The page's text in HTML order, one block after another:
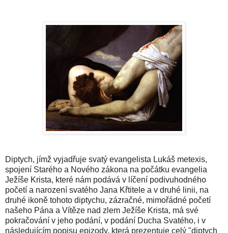
Diptych, jímž vyjadřuje svatý evangelista Lukáš metexis,
spojení Starého a Nového zákona na počátku evangelia
Ježíše Krista, které nám podává v líčení podivuhodného
početí a narození svatého Jana Křtitele a v druhé linii, na
druhé ikoně tohoto diptychu, zázračné, mimořádné početí
našeho Pána a Vítěze nad zlem Ježíše Krista, má své
pokračování v jeho podání, v podání Ducha Svatého, i v
následujícím popisu epizody, která prezentuje celý "diptych